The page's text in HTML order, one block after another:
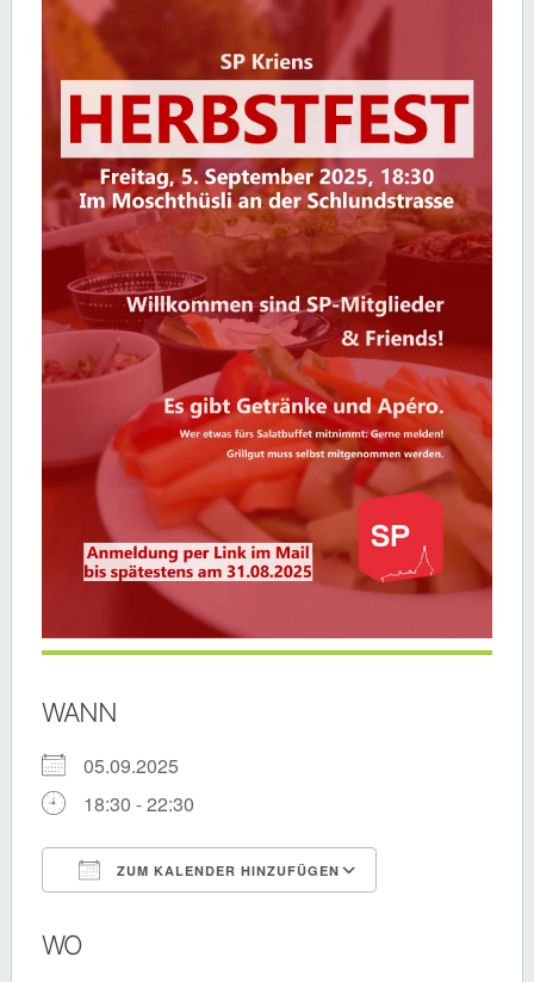
WANN
05.09.2025
18:30 - 22:30
ZUM KALENDER HINZUFÜGEN
WO